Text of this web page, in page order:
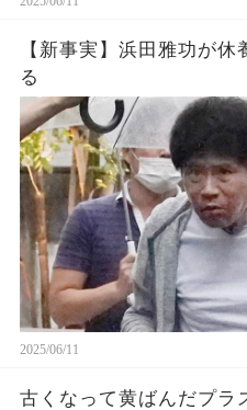
【新事実】浜田雅功が
る
2025/06/11
古くなって黄ばんだプラ